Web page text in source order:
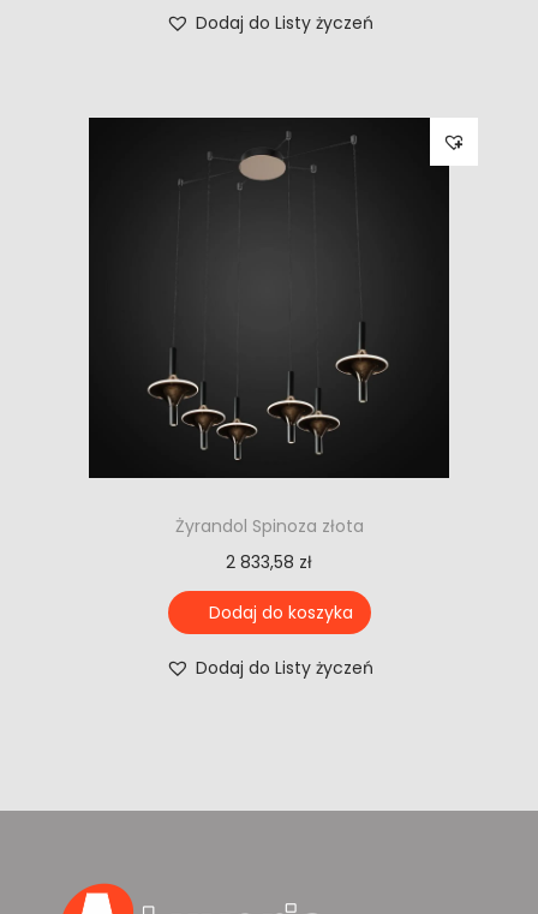
Dodaj do Listy życzeń
Żyrandol Spinoza złota
2 833,58 zł
Dodaj do koszyka
Dodaj do Listy życzeń